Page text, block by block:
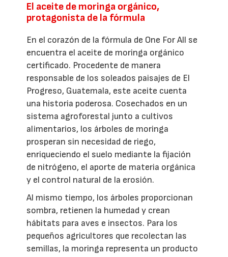
El aceite de moringa orgánico,
protagonista de la fórmula
En el corazón de la fórmula de One For All se
encuentra el aceite de moringa orgánico
certificado. Procedente de manera
responsable de los soleados paisajes de El
Progreso, Guatemala, este aceite cuenta
una historia poderosa. Cosechados en un
sistema agroforestal junto a cultivos
alimentarios, los árboles de moringa
prosperan sin necesidad de riego,
enriqueciendo el suelo mediante la fijación
de nitrógeno, el aporte de materia orgánica
y el control natural de la erosión.
Al mismo tiempo, los árboles proporcionan
sombra, retienen la humedad y crean
hábitats para aves e insectos. Para los
pequeños agricultores que recolectan las
semillas, la moringa representa un producto